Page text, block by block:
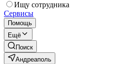
Ищу сотрудника
Сервисы
Помощь
Ещё
Поиск
Андреаполь